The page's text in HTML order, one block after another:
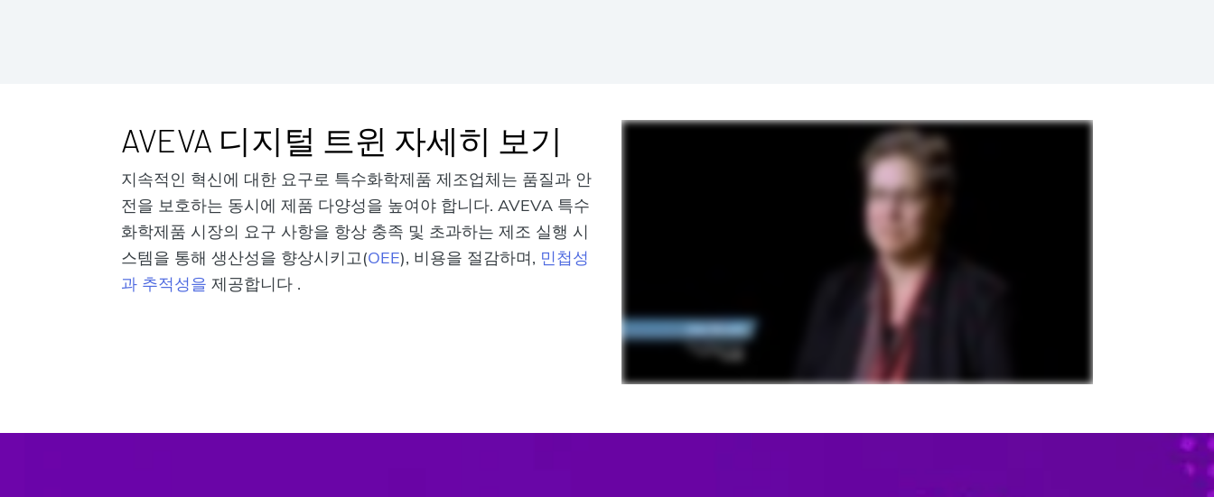
AVEVA 디지털 트윈 자세히 보기
지속적인 혁신에 대한 요구로 특수화학제품 제조업체는 품질과 안
전을 보호하는 동시에 제품 다양성을 높여야 합니다. AVEVA 특수
화학제품 시장의 요구 사항을 항상 충족 및 초과하는 제조 실행 시
스템을 통해 생산성을 향상시키고(OEE), 비용을 절감하며, 민첩성
과 추적성을 제공합니다 .